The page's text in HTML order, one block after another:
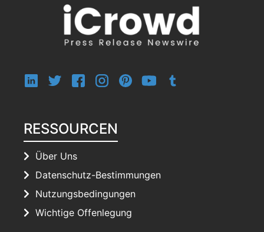
RESSOURCEN
Über Uns
Datenschutz-Bestimmungen
Nutzungsbedingungen
Wichtige Offenlegung